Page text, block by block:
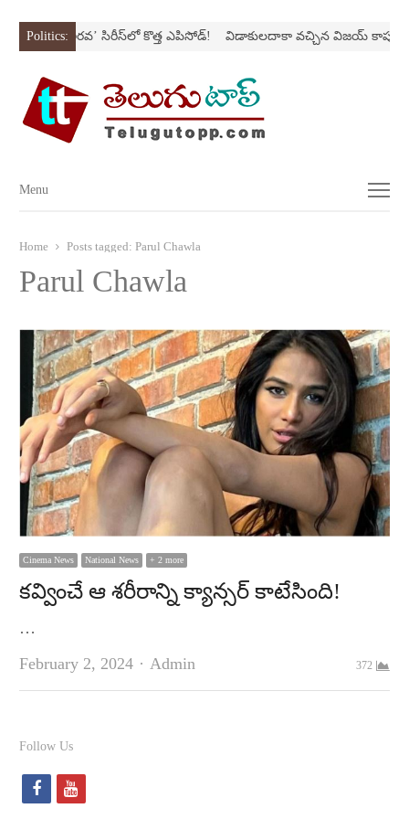
Politics:‘అర‌వ’ సిరీస్‌లో కొత్త ఎపిసోడ్‌! విడాకులదాకా వచ్చిన విజయ్‌ కాపురం
Menu
Menu
Home Posts tagged: Parul Chawla
Parul Chawla
Cinema News National News + 2 more
క‌వ్వించే ఆ శ‌రీరాన్ని క్యాన్సర్ కాటేసింది!
…
February 2, 2024
Author
Admin 372
Follow Us
f
y